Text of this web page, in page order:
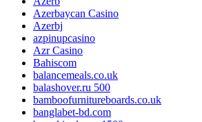
Azerbaycan Casino
Azerbj
azpinupcasino
Azr Casino
Bahiscom
balancemeals.co.uk
balashover.ru 500
bamboofurnitureboards.co.uk
banglabet-bd.com